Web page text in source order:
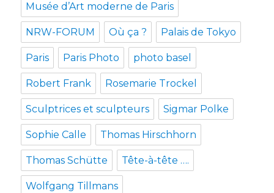
Musée d’Art moderne de Paris
NRW-FORUM Où ça ? Palais de Tokyo
Paris Paris Photo photo basel
Robert Frank Rosemarie Trockel
Sculptrices et sculpteurs Sigmar Polke
Sophie Calle Thomas Hirschhorn
Thomas Schütte Tête-à-tête ….
Wolfgang Tillmans